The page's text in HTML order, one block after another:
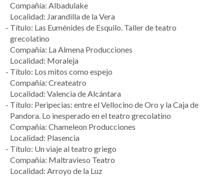
Compañía: Albadulake
Localidad: Jarandilla de la Vera
Título: Las Euménides de Esquilo. Taller de teatro
grecolatino
Compañía: La Almena Producciones
Localidad: Moraleja
Título: Los mitos como espejo
Compañía: Createatro
Localidad: Valencia de Alcántara
Título: Peripecias: entre el Vellocino de Oro y la Caja de
Pandora. Lo inesperado en el teatro grecolatino
Compañía: Chameleon Producciones
Localidad: Plasencia
Título: Un viaje al teatro griego
Compañía: Maltravieso Teatro
Localidad: Arroyo de la Luz